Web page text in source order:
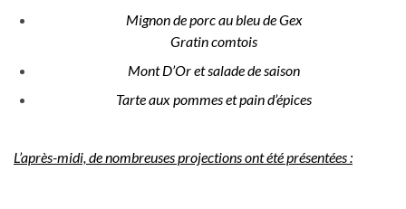
Mignon de porc au bleu de Gex
Gratin comtois
Mont D’Or et salade de saison
Tarte aux pommes et pain d’épices
L’après-midi, de nombreuses projections ont été présentées :